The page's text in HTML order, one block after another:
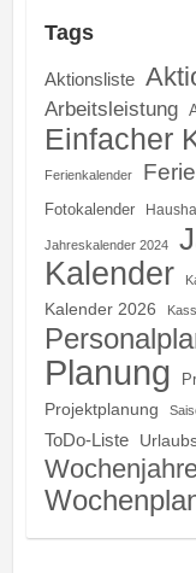
Tags
Aktionsliste
Arbeitsleistung
Einfacher
Ferienkalender
Fotokalender
Jahreskalender 2024
Kalender
Kalender 2026
Planung
Projektplanung
ToDo-Liste